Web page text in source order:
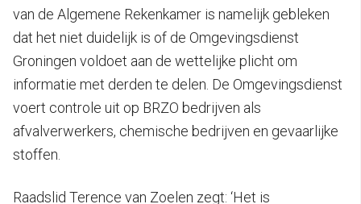
van de Algemene Rekenkamer is namelijk gebleken
dat het niet duidelijk is of de Omgevingsdienst
Groningen voldoet aan de wettelijke plicht om
informatie met derden te delen. De Omgevingsdienst
voert controle uit op BRZO bedrijven als
afvalverwerkers, chemische bedrijven en gevaarlijke
stoffen.
Raadslid Terence van Zoelen zegt: ‘Het is